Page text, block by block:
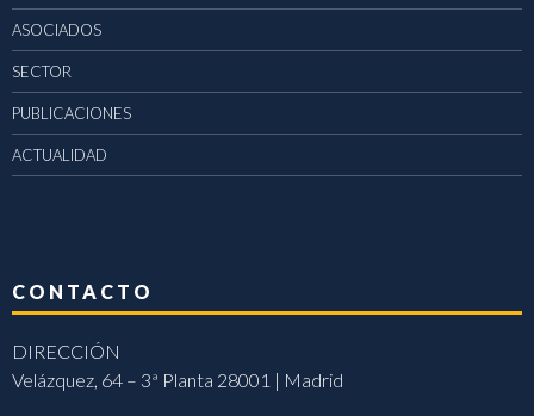
ASOCIADOS
SECTOR
PUBLICACIONES
ACTUALIDAD
CONTACTO
DIRECCIÓN
Velázquez, 64 – 3ª Planta 28001 | Madrid